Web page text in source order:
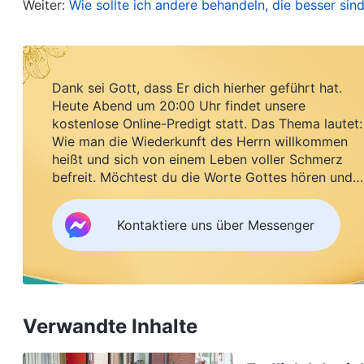
mit Tränen füllten. Ich spürte, dass meine
von Gott kamen, und dass dies Gottes Liebe
uneinsichtig gewesen, hatte starrsinnig nach
Antichristen verfolgt. Ich hatte so lange Zeit
mich auch ermahnt und mir geholfen, aber ich
von Gedanken darüber, dass Li Wen bewundert
verblendet von meinem Verlangen nach
hassen und ihr gegenüber voreingenommen zu
Team ins Chaos zu stürzen. Aber ich dachte
auf, in dem Missverständnis, dass Gott mich
klar wurde, fühlte ich mich Gott gegenüber
Weiter: Wie sollte ich andere behandeln, die besser
Dank sei Gott, dass Er dich hierher geführt hat.
Heute Abend um 20:00 Uhr findet unsere
kostenlose Online-Predigt statt. Das Thema lautet:
Wie man die Wiederkunft des Herrn willkommen
heißt und sich von einem Leben voller Schmerz
befreit. Möchtest du die Worte Gottes hören und
Segen empfangen?
Kontaktiere uns über Messenger
Verwandte Inhalte